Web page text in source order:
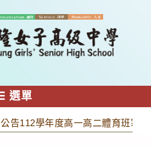
選單
公告112學年度高一高二體育班寒